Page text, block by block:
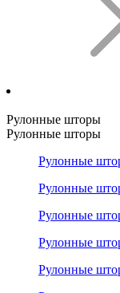
Рулонные шторы
Рулонные шторы
Рулонные
Рулонные
Рулонные
Рулонные
Рулонные